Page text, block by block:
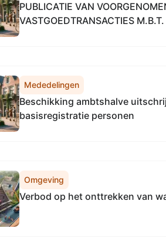
PUBLICATIE VAN
VASTGOEDTRANSACTIES
Mededelingen
Beschikking ambtshalve
basisregistratie personen
Omgeving
Verbod op het onttrekken van